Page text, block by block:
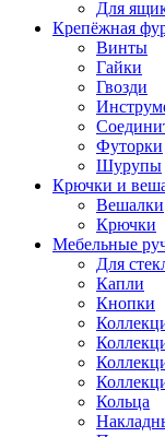
Для
Крепёжная
Винты
Гайки
Гвозди
Футорки
Шурупы
Крючки и
Вешалки
Крючки
Мебельные
Для
Капли
Кнопки
Кольца